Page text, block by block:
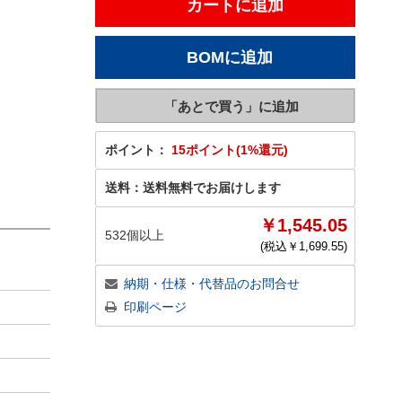
ポイント： 15ポイント(1%還元)
送料： 送料無料でお届けします
532個以上 ￥1,545.05
(税込￥ 1,699.55)
納期・仕様・代替品のお問合せ
印刷ページ